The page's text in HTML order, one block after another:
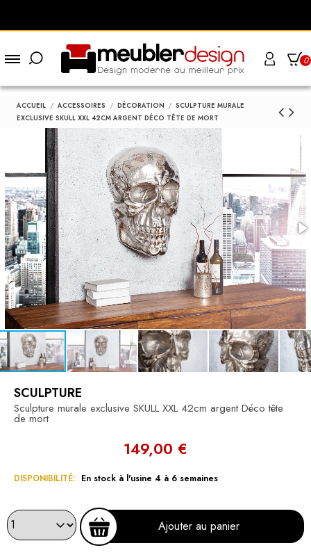
0
ACCUEIL ACCESSOIRES DÉCORATION
SCULPTURE MURALE
EXCLUSIVE SKULL XXL 42CM ARGENT DÉCO TÊTE DE MORT
SCULPTURE
Sculpture murale exclusive SKULL XXL 42cm argent Déco tête
de mort
149,00 €
DISPONIBILITÉ: En stock à l'usine 4 à 6 semaines
Ajouter au panier